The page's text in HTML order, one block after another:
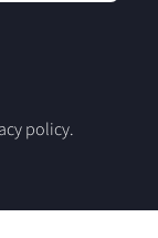
policy.